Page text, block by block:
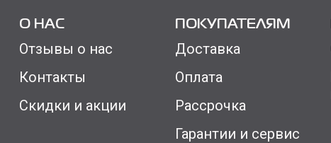
О НАС
Отзывы о нас
Контакты
Скидки и акции
ПОКУПАТЕЛЯМ
Доставка
Оплата
Рассрочка
Гарантии и сервис